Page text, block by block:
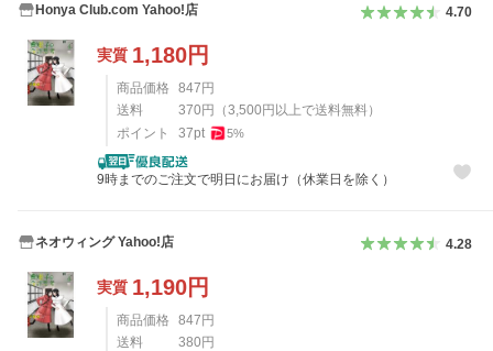
Honya Club.com Yahoo!店 4.70
実質 1,180円
商品価格 847 円
送料
370 円 （3,500 円以上で送料無料）
ポイント
37pt 5%
9時までのご注文で明日にお届け（休業日を除く）
ネオウィング Yahoo!店 4.28
実質 1,190円
商品価格 847円
送料
380円